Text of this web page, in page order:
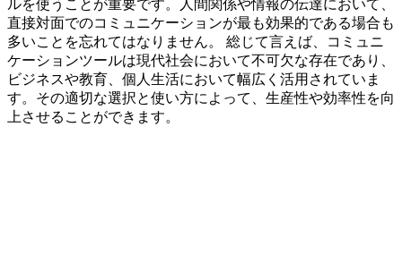
ルを使うことが重要です。人間関係や情報の伝達において、
直接対面でのコミュニケーションが最も効果的である場合も
多いことを忘れてはなりません。 総じて言えば、コミュニ
ケーションツールは現代社会において不可欠な存在であり、
ビジネスや教育、個人生活において幅広く活用されていま
す。その適切な選択と使い方によって、生産性や効率性を向
上させることができます。